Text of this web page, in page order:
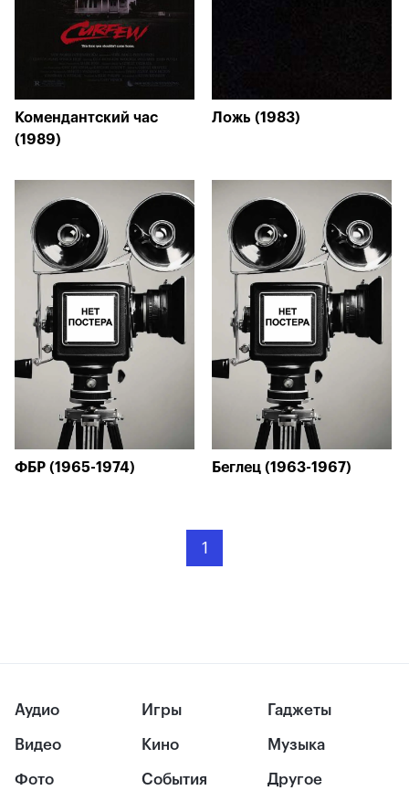
Комендантский час
(1989)
Ложь (1983)
ФБР (1965-1974) Беглец (1963-1967)
1
Аудио
Видео
Фото
Игры
Кино
События
Гаджеты
Музыка
Другое